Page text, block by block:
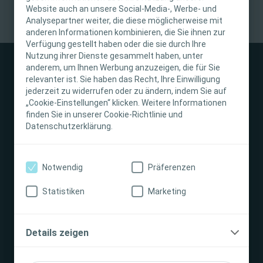
Website auch an unsere Social-Media-, Werbe- und
Analysepartner weiter, die diese möglicherweise mit
anderen Informationen kombinieren, die Sie ihnen zur
Verfügung gestellt haben oder die sie durch Ihre
Nutzung ihrer Dienste gesammelt haben, unter
anderem, um Ihnen Werbung anzuzeigen, die für Sie
relevanter ist. Sie haben das Recht, Ihre Einwilligung
jederzeit zu widerrufen oder zu ändern, indem Sie auf
„Cookie-Einstellungen“ klicken. Weitere Informationen
finden Sie in unserer Cookie-Richtlinie und
Datenschutzerklärung.
Notwendig Präferenzen
Statistiken Marketing
Details zeigen
Diese Website richtet sich nur an medizinisches
Fachpersonal. Der Inhalt der Website ist für
fachliche Informations- und Fortbildungszwecke
bestimmt. Coloplast bietet keinen individuellen
medizinischen Rat. Die Verantwortung für die
individuelle Patientenversorgung liegt beim
medizinischen Fachpersonal. Detaillierte
Produktinformationen zu den vorgestellten
Produkten, einschließlich Anwendungshinweise,
Vorsichtsmaßnahmen und Warnhinweisen,
finden Sie in der Gebrauchsanweisung (IFU) des
Produkts, die vor der Verwendung sorgfältig zu
Ich bin eine medizinische Fachkraft
Stomaversorgung
Interventional Urology
Unternehmen